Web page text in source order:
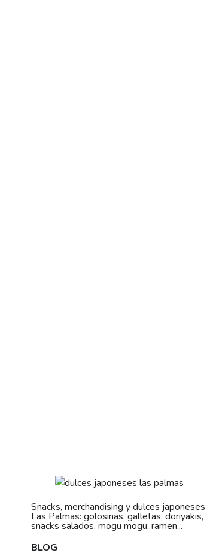
Snacks, merchandising y dulces japoneses
Las Palmas: golosinas, galletas, doriyakis,
snacks salados, mogu mogu, ramen...
BLOG